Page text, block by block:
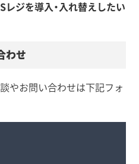
レジを導入・入れ替えしたい
わせ
やお問い合わせは下記フォ